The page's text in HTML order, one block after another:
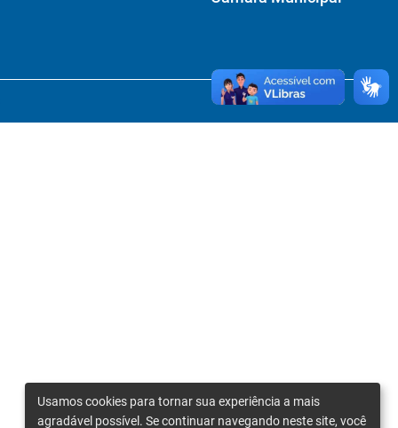
Usamos cookies para tornar sua experiência a mais
agradável possível. Se continuar navegando neste site, você